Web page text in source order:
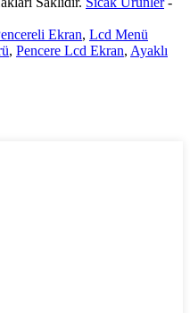
Ekran, Lcd Menü
, Pencere Lcd Ekran, Ayaklı